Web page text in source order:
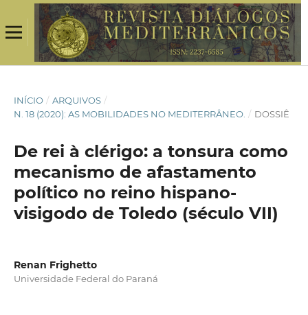
INÍCIO / ARQUIVOS /
N. 18 (2020): AS MOBILIDADES NO MEDITERRÂNEO. / DOSSIÊ
De rei à clérigo: a tonsura como
mecanismo de afastamento
político no reino hispano-
visigodo de Toledo (século VII)
Renan Frighetto
Universidade Federal do Paraná